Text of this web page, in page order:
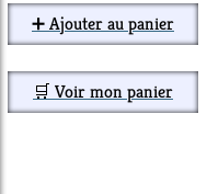
➕ Ajouter au panier
🛒 Voir mon panier